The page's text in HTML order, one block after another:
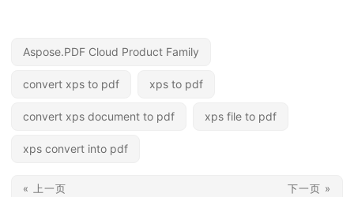
Aspose.PDF Cloud Product Family
convert xps to pdf xps to pdf
convert xps document to pdf xps file to pdf
xps convert into pdf
« 上一页 下一页 »